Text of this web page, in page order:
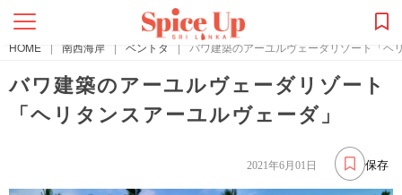
HOME | 南西海岸 | ベントタ | バワ建築のアーユルヴェーダリゾート「ヘ
バワ建築のアーユルヴェーダリゾート
「ヘリタンスアーユルヴェーダ」
保存
2021年6月01日